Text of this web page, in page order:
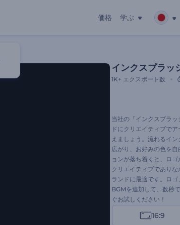
価格 学ぶ
インクスプラッ
1K+ エクスポート数
当社の「インクスプラ
ドにクリエイティブで
えましょう。流れるイ
広がり、お好みの色を
ョンが落ち着くと、ロゴ
クリエイティブであり
ランドに最適です。ロゴ
BGMを追加して、数秒
ぐお試しください！
16:9